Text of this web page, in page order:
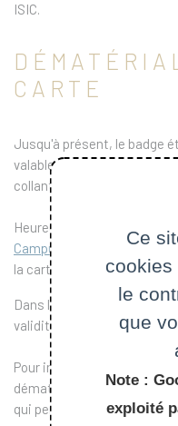
ISIC.
CARTE
Jusqu'à présent, le badge
valable un an qui devait
collant un timbre annuel sur
Heureusement la nouvelle
Campus
permet de
la carte ISIC.
Dans le menu ISIC,
validité.
Pour information, la durée
dématérialisée est de
qui permet un
Ce
cookies
le
que
Note :
exploité